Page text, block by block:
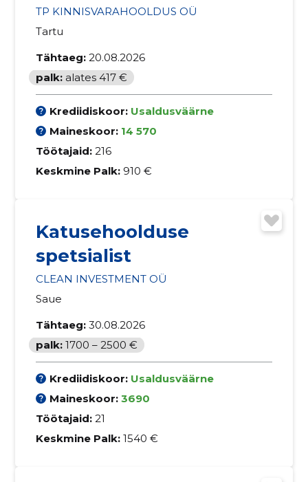
TP KINNISVARAHOOLDUS OÜ
Tartu
Tähtaeg: 20.08.2026
palk: alates 417 €
Krediidiskoor: Usaldusväärne
Maineskoor: 14 570
Töötajaid: 216
Keskmine Palk: 910 €
Katusehoolduse
spetsialist
CLEAN INVESTMENT OÜ
Saue
Tähtaeg: 30.08.2026
palk: 1700 – 2500 €
Krediidiskoor: Usaldusväärne
Maineskoor: 3690
Töötajaid: 21
Keskmine Palk: 1540 €